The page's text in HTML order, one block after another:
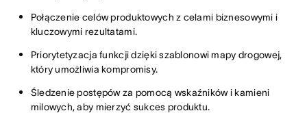
Połączenie celów produktowych z celami biznesowymi i
kluczowymi rezultatami.
Priorytetyzacja funkcji dzięki szablonowi mapy drogowej,
który umożliwia kompromisy.
Śledzenie postępów za pomocą wskaźników i kamieni
milowych, aby mierzyć sukces produktu.